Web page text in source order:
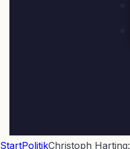
StartPolitikChristoph